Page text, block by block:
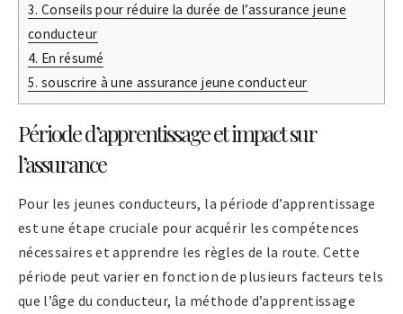
3. Conseils pour réduire la durée de l’assurance jeune
conducteur
4. En résumé
5. souscrire à une assurance jeune conducteur
Période d’apprentissage et impact sur
l’assurance
Pour les jeunes conducteurs, la période d’apprentissage
est une étape cruciale pour acquérir les compétences
nécessaires et apprendre les règles de la route. Cette
période peut varier en fonction de plusieurs facteurs tels
que l’âge du conducteur, la méthode d’apprentissage